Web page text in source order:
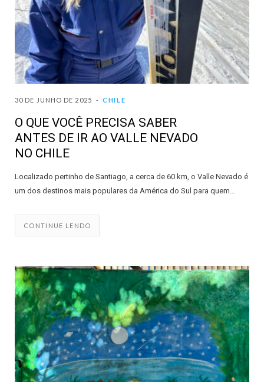
CHILE
30 DE JUNHO DE 2025
O QUE VOCÊ PRECISA SABER
ANTES DE IR AO VALLE NEVADO
NO CHILE
Localizado pertinho de Santiago, a cerca de 60 km, o Valle Nevado é
um dos destinos mais populares da América do Sul para quem…
CONTINUE LENDO